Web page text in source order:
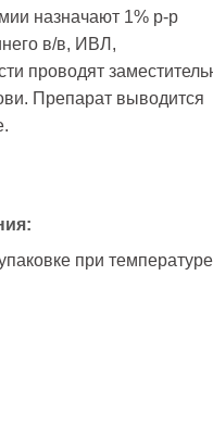
назначают 1% р-р
в/в, ИВЛ,
проводят
Препарат выводится
при температуре